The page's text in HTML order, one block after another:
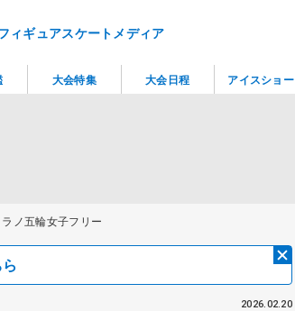
ギュアスケートメディア
ノ五輪女子フリー
2026.02.20
大会特集 大会日程 アイスショー